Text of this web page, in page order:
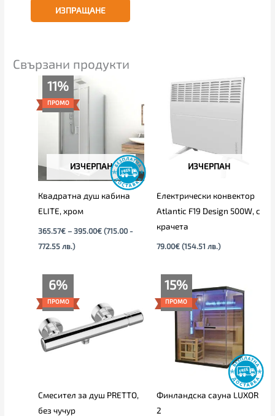
Свързани продукти
11%
ПРОМО
ИЗЧЕРПАН
Квадратна душ кабина
ELITE, хром
365.57€ – 395.00€ (715.00 -
772.55 лв.)
ИЗЧЕРПАН
Електрически конвектор
Atlantic F19 Design 500W, с
крачета
79.00€ (154.51 лв.)
6%
ПРОМО
Смесител за душ PRETTO,
без чучур
through
149.00€
15%
ПРОМО
Финландска сауна LUXOR
2
Original
price
was:
2,729.00€
(5,337.46
цена
е:
2,319.00€
(4,535.57
лв.).